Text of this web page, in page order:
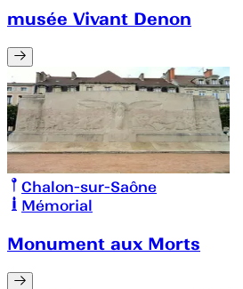
musée Vivant Denon
Chalon-sur-Saône
Mémorial
Monument aux Morts